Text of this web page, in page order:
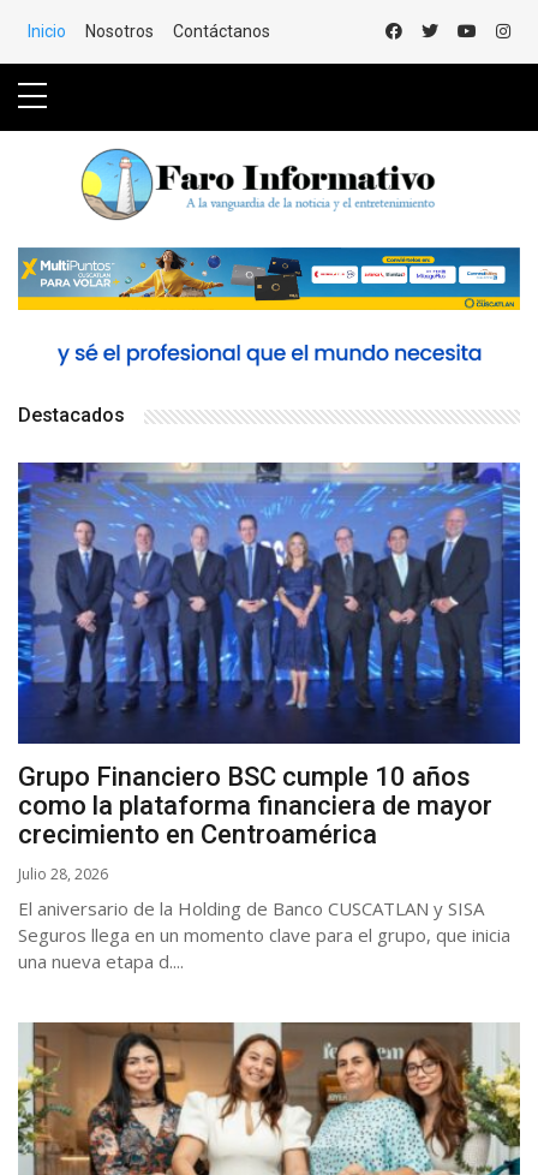
Inicio Nosotros Contáctanos
Destacados
Grupo Financiero BSC cumple 10 años
como la plataforma financiera de mayor
crecimiento en Centroamérica
Julio 28, 2026
El aniversario de la Holding de Banco CUSCATLAN y SISA
Seguros llega en un momento clave para el grupo, que inicia
una nueva etapa d....